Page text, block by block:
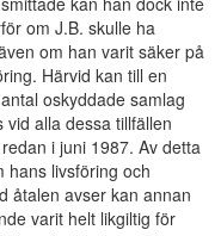
om J.B. skulle ha
om han varit säker på
Härvid kan till en
oskyddade samlag
alla dessa tillfällen
i juni 1987. Av detta
hans livsföring och
åtalen avser kan annan
varit helt likgiltig för